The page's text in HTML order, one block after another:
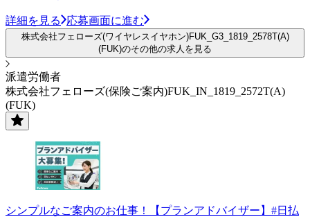
詳細を見る 応募画面に進む
株式会社フェローズ(ワイヤレスイヤホン)FUK_G3_1819_2578T(A)
(FUK)のその他の求人を見る
派遣労働者
株式会社フェローズ(保険ご案内)FUK_IN_1819_2572T(A)
(FUK)
シンプルなご案内のお仕事！【プランアドバイザー】#日払